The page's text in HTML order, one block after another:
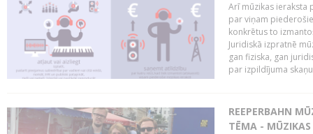
Arī mūzikas ieraksta
par viņam
konkrētus to
Juridiskā izpratnē
gan fiziska, gan
par izpildījuma
REEPERBAHN
TĒMA -